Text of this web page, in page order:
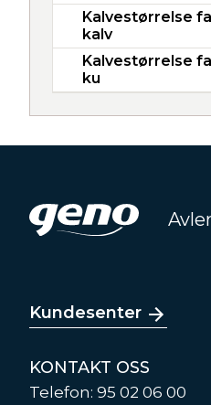
Kalvestørrelse
kalv
Kalvestørrelse
ku
Kundesenter
KONTAKT OSS
Telefon: 95 02 06 00